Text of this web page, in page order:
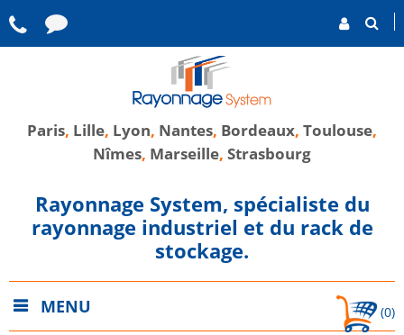
Paris, Lille, Lyon, Nantes, Bordeaux, Toulouse,
Nîmes, Marseille, Strasbourg
Rayonnage System, spécialiste du
rayonnage industriel et du rack de
stockage.
MENU (0)